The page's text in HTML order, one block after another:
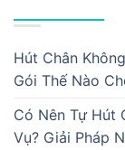
Hút Chân
Gói Thế Nào
Có Nên Tự Hút
Vụ? Giải Pháp